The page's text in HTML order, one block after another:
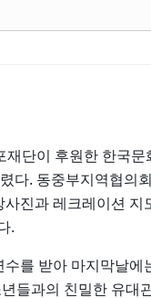
단이 후원한 한국문
다. 동중부지역협의
진과 레크레이션 지
.
를 받아 마지막날에
들과의 친밀한 유대